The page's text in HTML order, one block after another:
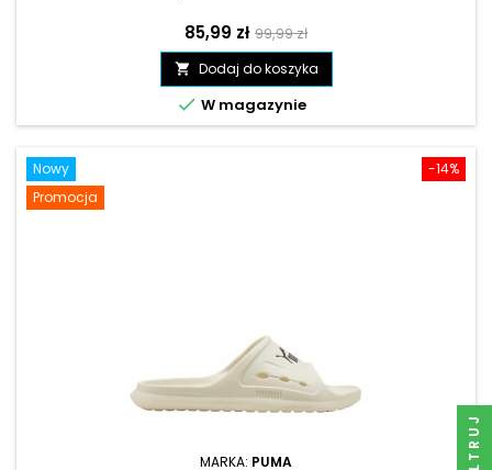
Cena
85,99 zł Cena
podstawowa
99,99 zł
 Dodaj do koszyka
 W magazynie
-14%
Nowy
Promocja
MARKA: PUMA FILTRUJ